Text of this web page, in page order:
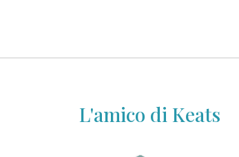
L'amico di Keats